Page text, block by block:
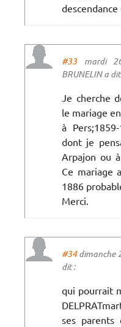
#33 mardi
BRUNELIN a
Je cherche
le mariage
à
dont je
Arpajon ou
Ce mariage
1886
Merci.
#34dimanche
dit :
qui pourrait
ses